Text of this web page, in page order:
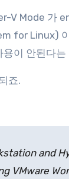
V Mode 가
for Linux)
이 안된다는
죠.
and
VMware